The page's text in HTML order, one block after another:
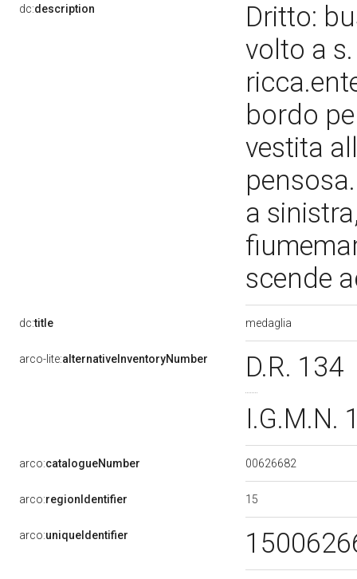
dc:description
Dritto:
volto a
bordo
vestita
a
scende
dc:title medaglia
arco-lite:alternativeInventoryNumber
D.R. 134
I.G.M.N.
arco:catalogueNumber 00626682
arco:regionIdentifier 15
arco:uniqueIdentifier